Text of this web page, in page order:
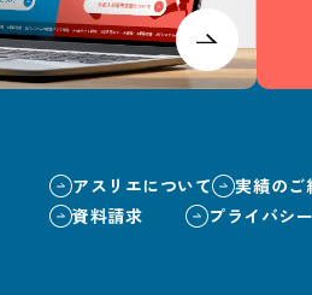
アスリエについて 実績のご
資料請求
プライバシ